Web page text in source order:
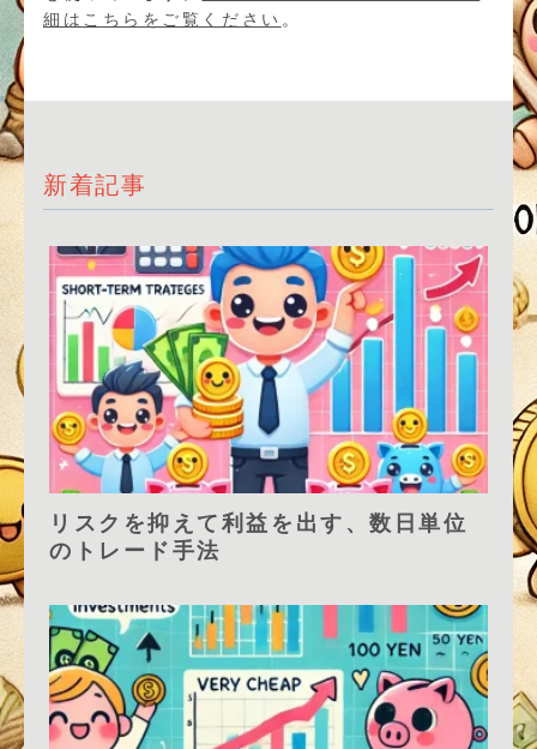
細はこちらをご覧ください 。
新着記事
リスクを抑えて利益を出す、数日単位
のトレード手法